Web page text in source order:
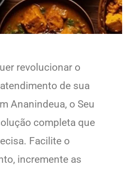
revolucionar o
de sua
Ananindeua, o Seu
completa que
Facilite o
incremente as